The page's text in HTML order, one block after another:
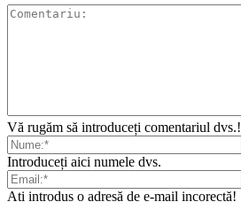
Vă rugăm să introduceți comentariul dvs.!
Introduceți aici numele dvs.
Ați introdus o adresă de e-mail incorectă!